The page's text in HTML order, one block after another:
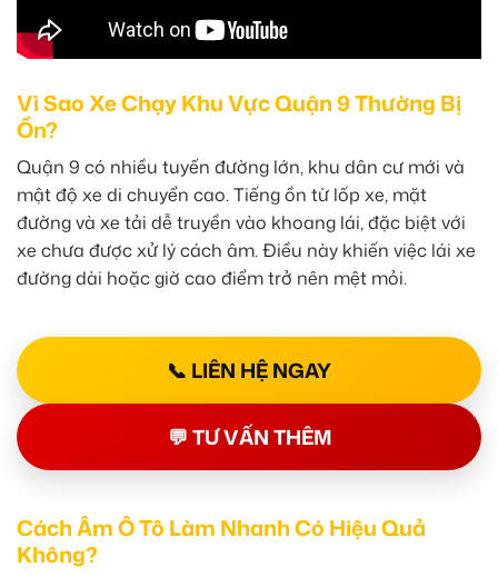
Vì Sao Xe Chạy Khu Vực Quận 9 Thường Bị
Ồn?
Quận 9 có nhiều tuyến đường lớn, khu dân cư mới và
mật độ xe di chuyển cao. Tiếng ồn từ lốp xe, mặt
đường và xe tải dễ truyền vào khoang lái, đặc biệt với
xe chưa được xử lý cách âm. Điều này khiến việc lái xe
đường dài hoặc giờ cao điểm trở nên mệt mỏi.
📞 LIÊN HỆ NGAY
💬 TƯ VẤN THÊM
Cách Âm Ô Tô Làm Nhanh Có Hiệu Quả
Không?